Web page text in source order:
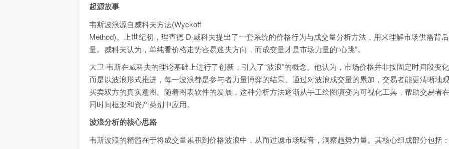
起源故事
韦斯波浪源自威科夫方法(Wyckoff
Method)。上世纪初，理查德·D·威科夫提出了一套系统的价格行为与成交量分析方法，用来理解市场供需背
量。威科夫认为，单纯看价格走势容易迷失方向，而成交量才是市场力量的“心跳”。
大卫·韦斯在威科夫的理论基础上进行了创新，引入了“波浪”的概念。他认为，市场价格并非按固定时间段变化
而是以波浪形式推进，每一波浪都是参与者力量博弈的结果。通过对波浪成交量的累加，交易者能更清晰地
买卖双方的真实意图。随着图表软件的发展，这种分析方法逐渐从手工绘图演变为可视化工具，帮助交易者
同时间框架和资产类别中应用。
波浪分析的核心思路
韦斯波浪的精髓在于将成交量累积到价格波浪中，从而过滤市场噪音，洞察趋势力量。其核心组成部分包括：